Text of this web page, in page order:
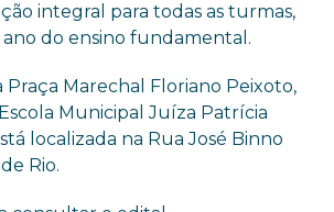
integral para todas as turmas,
ano do ensino fundamental.
Praça Marechal Floriano Peixoto,
Municipal Juíza Patrícia
localizada na Rua José Binno
Rio.